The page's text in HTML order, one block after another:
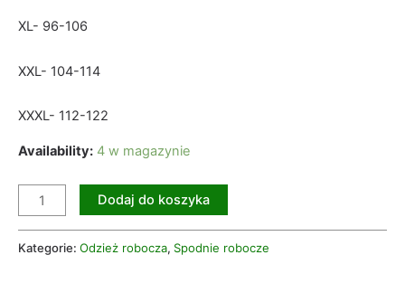
XL- 96-106
XXL- 104-114
XXXL- 112-122
Availability: 4 w magazynie
Dodaj do koszyka
Kategorie: Odzież robocza, Spodnie robocze